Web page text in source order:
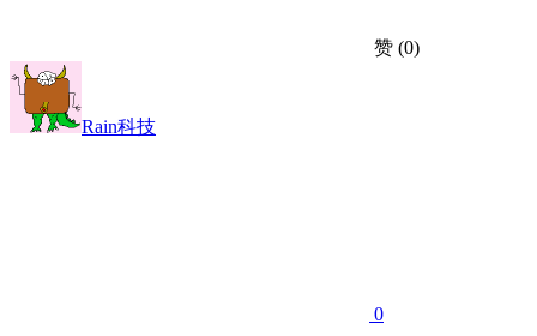
赞 (0)
Rain科技
0